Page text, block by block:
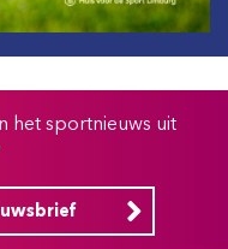
het sportnieuws uit